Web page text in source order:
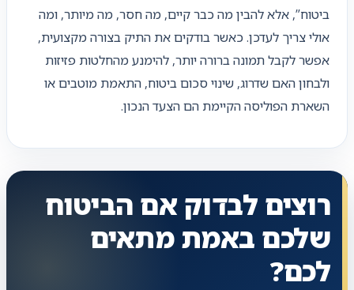
ביטוח”, אלא להבין מה כבר קיים, מה חסר, מה מיותר, ומה
אולי צריך לעדכן. כאשר בודקים את התיק בצורה מקצועית,
אפשר לקבל תמונה ברורה יותר, להימנע מהחלטות פזיזות
ולבחון האם שדרוג, שינוי סכום ביטוח, התאמת מוטבים או
השארת הפוליסה הקיימת הם הצעד הנכון.
רוצים לבדוק אם הביטוח
שלכם באמת מתאים
לכם?